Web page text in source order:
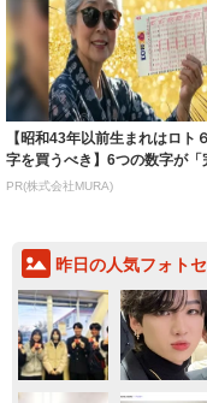
【昭和43年以前生まれはロト
字を買うべき】6つの数字が「
致」する方...
PR(株式会社MURA)
昨日の人気フォト